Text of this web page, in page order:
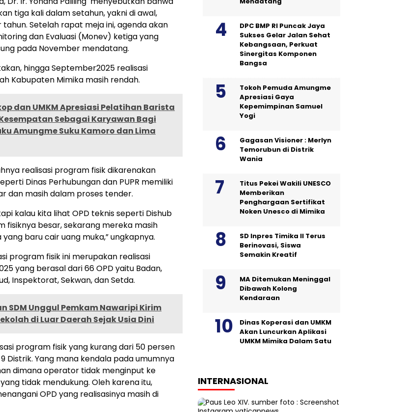
tiga kali dalam setahun, yakni di awal,
Setelah rapat meja ini, agenda akan
dan Evaluasi (Monev) ketiga yang
pada November mendatang.
hingga September2025 realisasi
Kabupaten Mimika masih rendah.
dan UMKM Apresiasi Pelatihan Barista
Sebagai Karyawan Bagi
Amungme Suku Kamoro dan Lima
realisasi program fisik dikarenakan
Dinas Perhubungan dan PUPR memiliki
dan masih dalam proses tender.
kalau kita lihat OPD teknis seperti Dishub
fisiknya besar, sekarang mereka masih
baru cair uang muka,” ungkapnya.
program fisik ini merupakan realisasi
yang berasal dari 66 OPD yaitu Badan,
Inspektorat, Sekwan, dan Setda.
SDM Unggul Pemkam Nawaripi Kirim
di Luar Daerah Sejak Usia Dini
program fisik yang kurang dari 50 persen
Distrik. Yang mana kendala pada umumnya
dimana operator tidak menginput ke
tidak mendukung. Oleh karena itu,
OPD yang realisasinya masih di
DPC BMP RI Puncak Jaya
Sukses Gelar Jalan Sehat
Kebangsaan, Perkuat
Sinergitas Komponen
Bangsa
Tokoh Pemuda Amungme
Apresiasi Gaya
Kepemimpinan Samuel
Yogi
Gagasan Visioner : Merlyn
Temorubun di Distrik
Wania
Titus Pekei Wakili UNESCO
Memberikan
Penghargaan Sertifikat
Noken Unesco di Mimika
SD Inpres Timika II Terus
Berinovasi, Siswa
Semakin Kreatif
MA Ditemukan Meninggal
Dibawah Kolong
Kendaraan
Dinas Koperasi dan UMKM
Akan Luncurkan Aplikasi
UMKM Mimika Dalam Satu
INTERNASIONAL